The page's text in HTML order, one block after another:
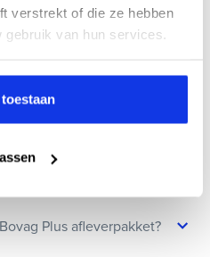
verstrekt of die ze hebben
van hun services.
beschikbaar is?
Plus afleverpakket?